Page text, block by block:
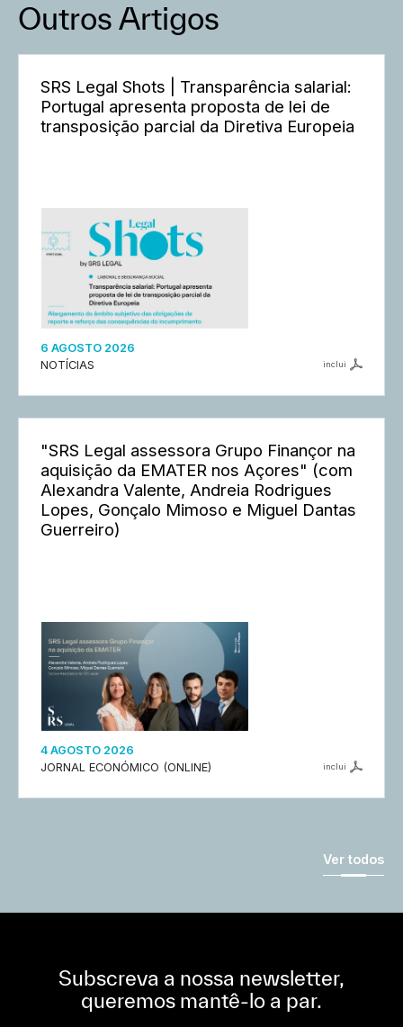
Outros Artigos
SRS Legal Shots | Transparência salarial:
Portugal apresenta proposta de lei de
transposição parcial da Diretiva Europeia
6 AGOSTO 2026
NOTÍCIAS
inclui
"SRS Legal assessora Grupo Finançor na
aquisição da EMATER nos Açores" (com
Alexandra Valente, Andreia Rodrigues
Lopes, Gonçalo Mimoso e Miguel Dantas
Guerreiro)
4 AGOSTO 2026
JORNAL ECONÓMICO (ONLINE)
inclui
Ver todos
Subscreva a nossa newsletter,
queremos mantê-lo a par.